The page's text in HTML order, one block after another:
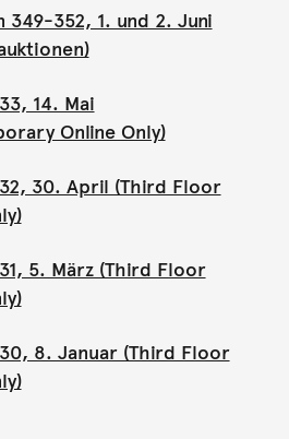
349-352, 1. und 2. Juni
14. Mai
Online Only)
30. April (Third Floor
5. März (Third Floor
8. Januar (Third Floor